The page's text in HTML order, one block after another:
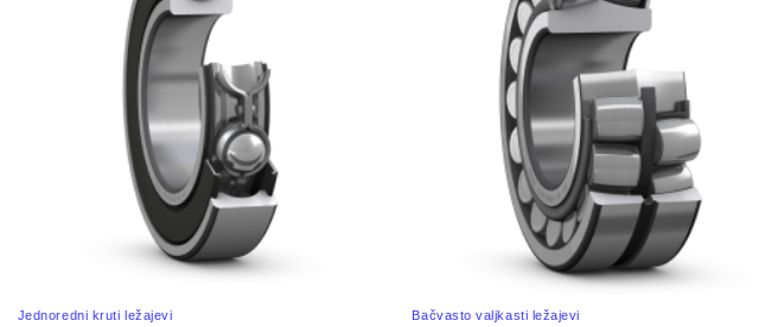
Jednoredni kruti ležajevi Bačvasto valjkasti ležajevi